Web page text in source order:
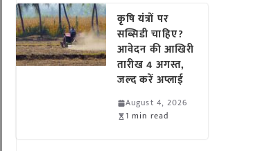
कृषि यंत्रों पर
सब्सिडी चाहिए?
आवेदन की आखिरी
तारीख 4 अगस्त,
जल्द करें अप्लाई
August 4, 2026
1 min read